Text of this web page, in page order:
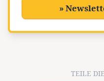
»
TEILE